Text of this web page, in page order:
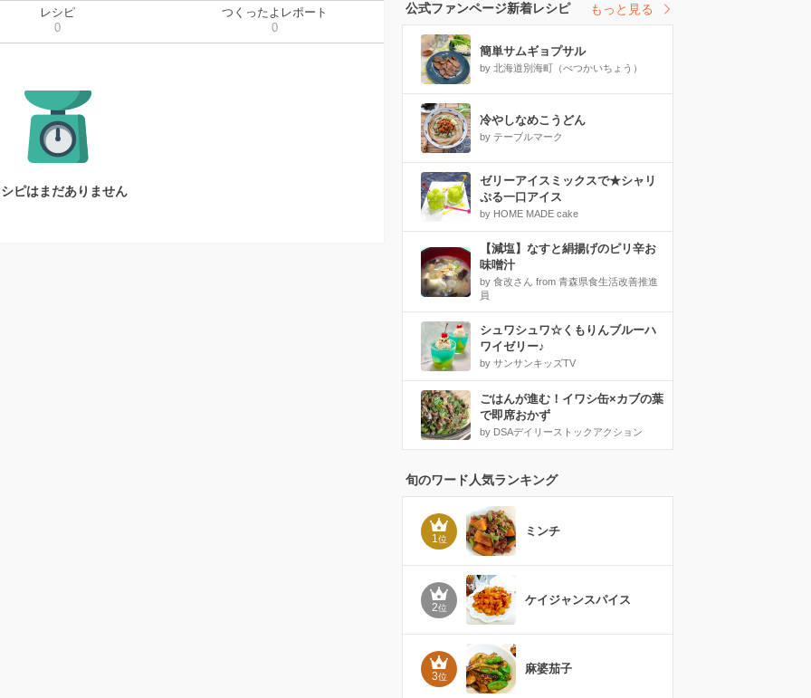
レシピ
0
つくったよレポート
0
ピはまだありません
公式ファンページ新着レシピ もっと見る
簡単サムギョプサル
by 北海道別海町（べつかいちょう）
冷やしなめこうどん
by テーブルマーク
ゼリーアイスミックスで★シャリ
ぷる一口アイス
by HOME MADE cake
【減塩】なすと絹揚げのピリ辛お
味噌汁
by 食改さん from 青森県食生活改善推進
員
シュワシュワ☆くもりんブルーハ
ワイゼリー♪
by サンサンキッズTV
ごはんが進む！イワシ缶×カブの葉
で即席おかず
by DSAデイリーストックアクション
旬のワード人気ランキング
1位
ミンチ
2位
ケイジャンスパイス
3位
麻婆茄子